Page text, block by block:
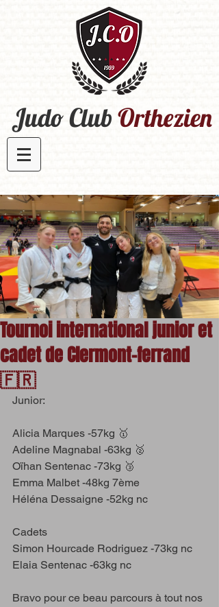
Judo ClubOrthezien​
Tournoi international junior et
cadet de Clermont-ferrand
🇫🇷
Junior:
Alicia Marques -57kg 🥇
Adeline Magnabal -63kg 🥈
Oïhan Sentenac -73kg 🥉
Emma Malbet -48kg 7ème
Héléna Dessaigne -52kg nc
Cadets
Simon Hourcade Rodriguez -73kg nc
Elaia Sentenac -63kg nc
Bravo pour ce beau parcours à tout nos